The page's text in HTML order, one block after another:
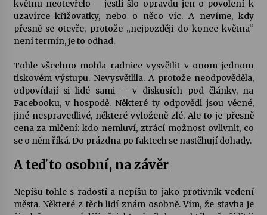
květnu neotevřelo – jestli šlo opravdu jen o povolení k
uzavírce křižovatky, nebo o něco víc. A nevíme, kdy
přesně se otevře, protože „nejpozději do konce května“
není termín, je to odhad.
Tohle všechno mohla radnice vysvětlit v onom jednom
tiskovém výstupu. Nevysvětlila. A protože neodpověděla,
odpovídají si lidé sami – v diskusích pod články, na
Facebooku, v hospodě. Některé ty odpovědi jsou věcné,
jiné nespravedlivé, některé vyloženě zlé. Ale to je přesně
cena za mlčení: kdo nemluví, ztrácí možnost ovlivnit, co
se o něm říká. Do prázdna po faktech se nastěhují dohady.
A teď to osobní, na závěr
Nepíšu tohle s radostí a nepíšu to jako protivník vedení
města. Některé z těch lidí znám osobně. Vím, že stavba je